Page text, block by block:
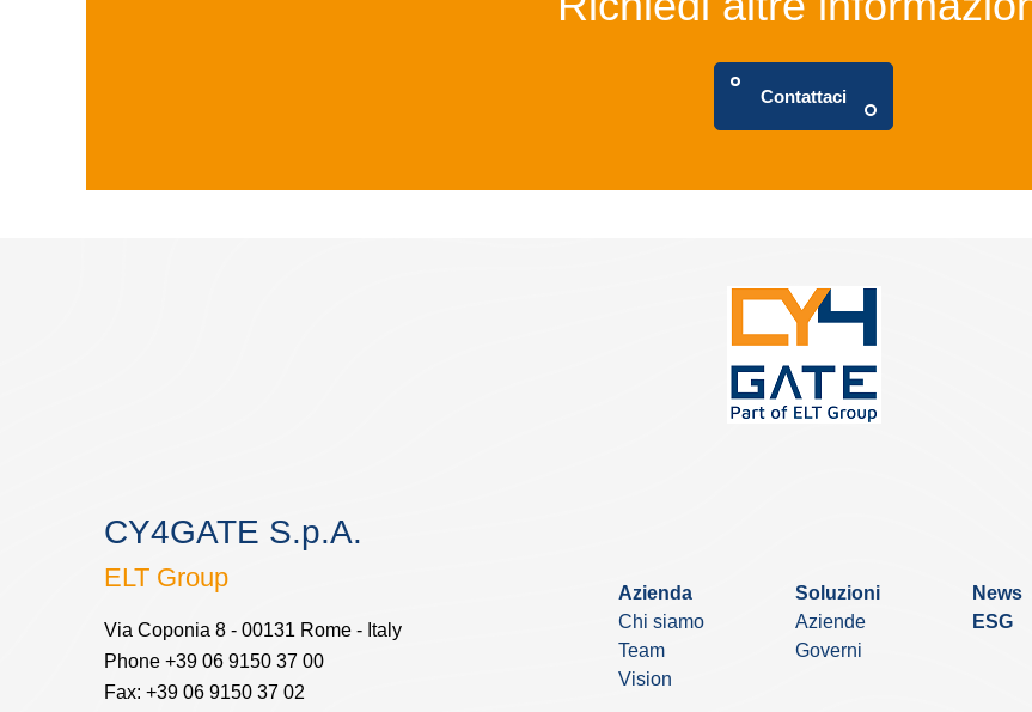
Contattaci
CY4GATE S.p.A.
ELT Group
Via Coponia 8 - 00131 Rome - Italy
Phone +39 06 9150 37 00
Fax: +39 06 9150 37 02
Azienda
Chi siamo
Team
Vision
Soluzioni
Aziende
Governi
News
ESG